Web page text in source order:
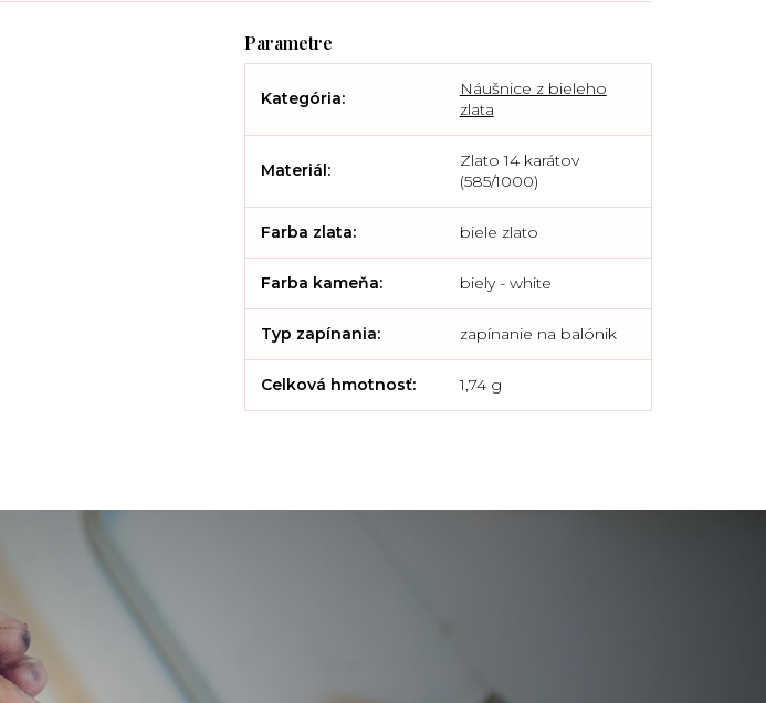
Kategória:
Náušnice z bieleho
zlata
Materiál:
Zlato 14 karátov
(585/1000)
Farba zlata: biele zlato
Farba kameňa: biely - white
Typ zapínania: zapínanie na balónik
Celková hmotnosť: 1,74 g